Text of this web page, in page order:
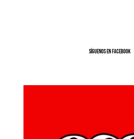
SíGUENOS EN FACEBOOK